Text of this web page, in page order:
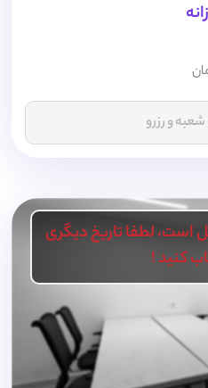
و رزرو
لطفا تاریخ دیگری
کنید !